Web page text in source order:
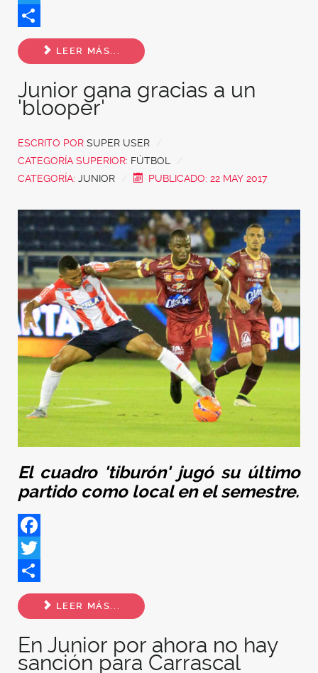
Twitter
Share
LEER MÁS...
Junior gana gracias a un
'blooper'
ESCRITO POR SUPER USER
CATEGORÍA SUPERIOR: FÚTBOL
CATEGORÍA: JUNIOR PUBLICADO: 22 MAY 2017
El cuadro 'tiburón' jugó su último
partido como local en el semestre.
Facebook
Twitter
Share
LEER MÁS...
En Junior por ahora no hay
sanción para Carrascal